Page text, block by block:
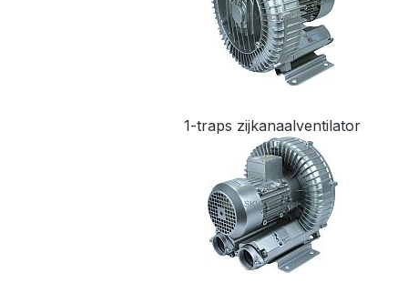
1-traps zijkanaalventilator